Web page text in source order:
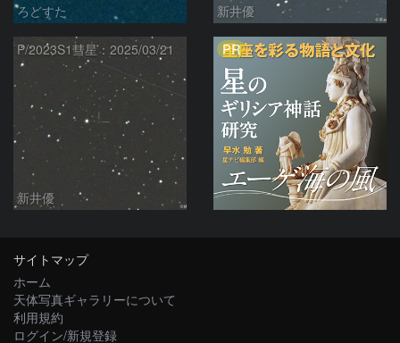
ろどすた 新井優
P/2023S1彗星：2025/03/21
新井優
PR
サイトマップ
ホーム
天体写真ギャラリーについて
利用規約
ログイン/新規登録